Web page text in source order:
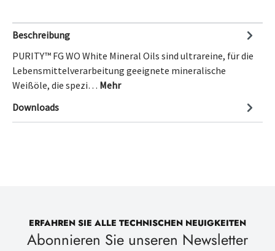
Beschreibung
PURITY™ FG WO White Mineral Oils sind ultrareine, für die
Lebensmittelverarbeitung geeignete mineralische
Weißöle, die spezi… Mehr
Downloads
ERFAHREN SIE ALLE TECHNISCHEN NEUIGKEITEN
Abonnieren Sie unseren Newsletter